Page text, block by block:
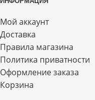
Мой аккаунт
Доставка
Правила магазина
Политика приватности
Оформление заказа
Корзина